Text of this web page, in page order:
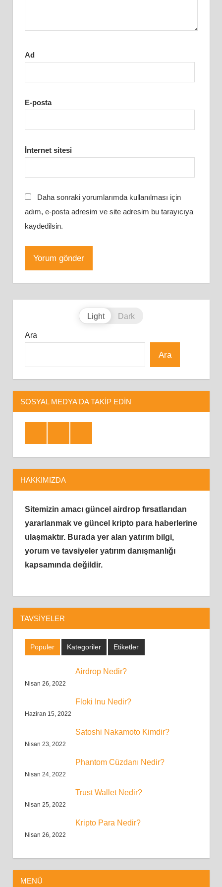
Ad
E-posta
İnternet sitesi
Daha sonraki yorumlarımda kullanılması için
adım, e-posta adresim ve site adresim bu tarayıcıya
kaydedilsin.
Light Dark
Ara
Ara
SOSYAL MEDYA'DA TAKIP EDIN
HAKKIMIZDA
Sitemizin amacı güncel airdrop fırsatlarıdan
yararlanmak ve güncel kripto para haberlerine
ulaşmaktır. Burada yer alan yatırım bilgi,
yorum ve tavsiyeler yatırım danışmanlığı
kapsamında değildir.
TAVSIYELER
Populer Kategoriler Etiketler
Airdrop Nedir?
Nisan 26, 2022
Floki Inu Nedir?
Haziran 15, 2022
Satoshi Nakamoto Kimdir?
Nisan 23, 2022
Phantom Cüzdanı Nedir?
Nisan 24, 2022
Trust Wallet Nedir?
Nisan 25, 2022
Kripto Para Nedir?
Nisan 26, 2022
MENÜ